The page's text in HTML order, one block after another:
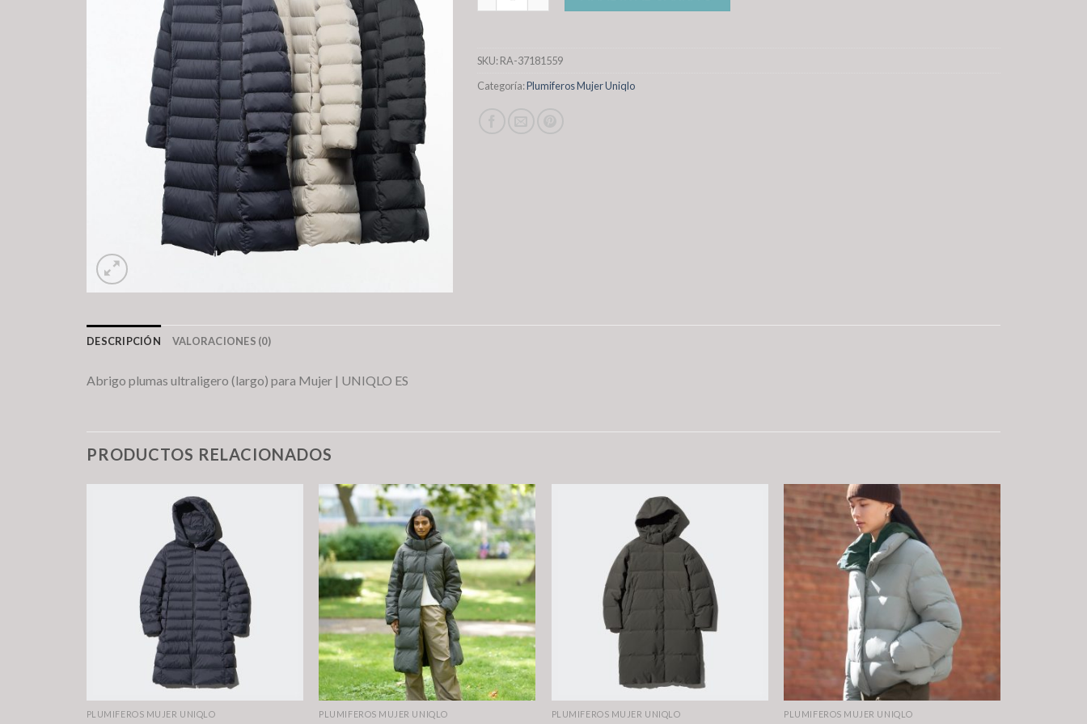
SKU:RA-37181559
Categoría:Plumiferos Mujer Uniqlo
DESCRIPCIÓN VALORACIONES (0)
Abrigo plumas ultraligero (largo) para Mujer | UNIQLO ES
PRODUCTOS RELACIONADOS
PLUMIFEROS MUJER UNIQLO PLUMIFEROS MUJER UNIQLO PLUMIFEROS MUJER UNIQLO PLUMIFEROS MUJER UNIQLO